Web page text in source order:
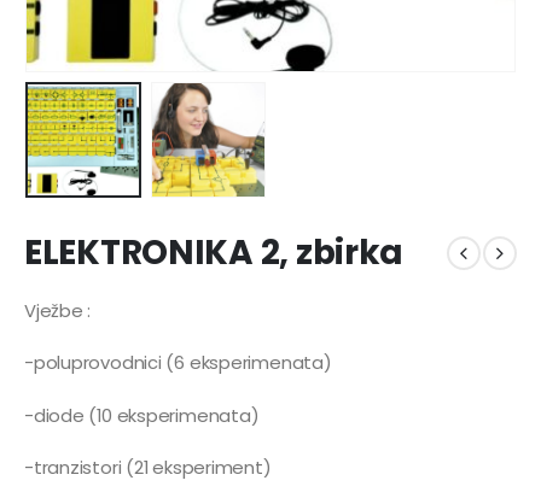
ELEKTRONIKA 2, zbirka
Vježbe :
-poluprovodnici (6 eksperimenata)
-diode (10 eksperimenata)
-tranzistori (21 eksperiment)